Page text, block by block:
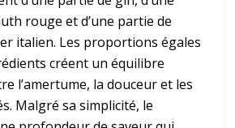
rouge et d’une partie de
italien. Les proportions égales
créent un équilibre
l’amertume, la douceur et les
Malgré sa simplicité, le